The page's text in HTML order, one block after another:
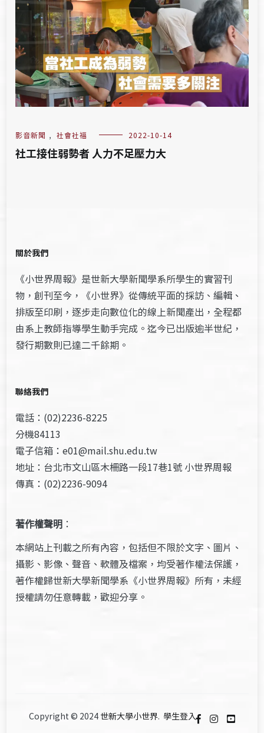
影音新聞 , 社會社福 2022-10-14
社工接住弱勢者 人力不足壓力大
關於我們
《小世界周報》是世新大學新聞學系所學生的實習刊
物，創刊至今，《小世界》從傳統平面的採訪、編輯、
排版至印刷，逐步走向數位化的線上新聞產出，全程都
由系上教師指導學生動手完成。迄今已出版逾半世紀，
發行期數則已達二千餘期。
聯絡我們
電話：(02)2236-8225
分機84113
電子信箱：e01@mail.shu.edu.tw
地址：台北市文山區木柵路一段17巷1號 小世界周報
傳真：(02)2236-9094
著作權聲明 ：
本網站上刊載之所有內容，包括但不限於文字、圖片、
攝影、影像、聲音、軟體及檔案，均受著作權法保護，
著作權歸世新大學新聞學系《小世界周報》所有，未經
授權請勿任意轉載，歡迎分享。
Copyright © 2024 世新大學小世界. 學生登入